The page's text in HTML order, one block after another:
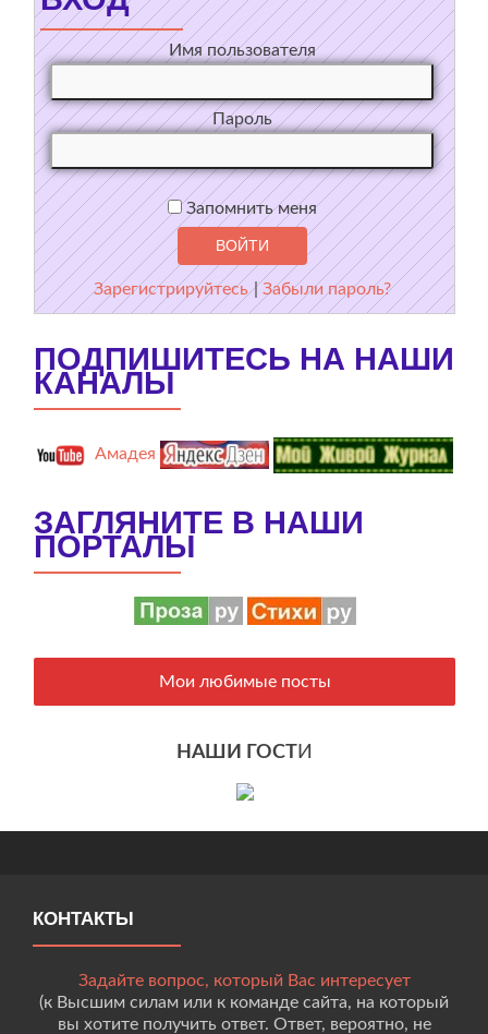
Имя пользователя
Пароль
Запомнить меня
Зарегистрируйтесь |Забыли пароль?
ПОДПИШИТЕСЬ НА НАШИ
КАНАЛЫ
Амадея
ЗАГЛЯНИТЕ В НАШИ
ПОРТАЛЫ
Мои любимые посты
НАШИ ГОСТИ
КОНТАКТЫ
Задайте вопрос, который Вас интересует
(к Высшим силам или к команде сайта, на который
вы хотите получить ответ. Ответ, вероятно, не